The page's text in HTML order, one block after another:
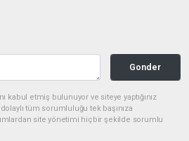
Gonder
kabul etmiş bulunuyor ve siteye yaptığınız
tüm sorumluluğu tek başınıza
site yönetimi hiçbir şekilde sorumlu